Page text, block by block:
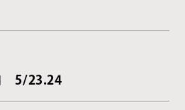
5/23.24